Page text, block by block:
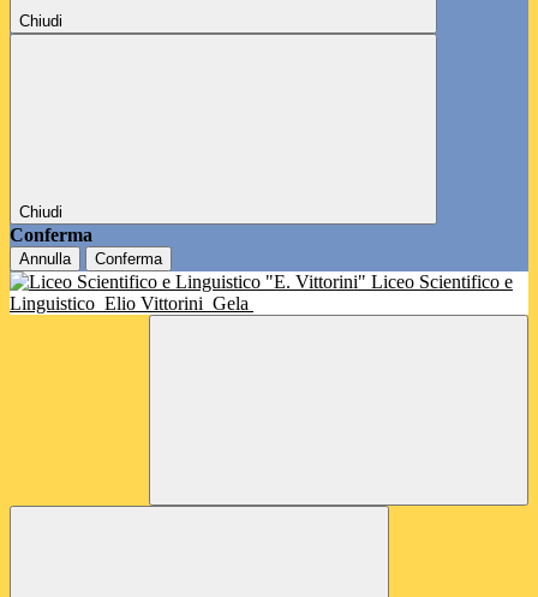
Chiudi
Chiudi
Conferma
Annulla Conferma
Liceo Scientifico e
Linguistico Elio Vittorini Gela